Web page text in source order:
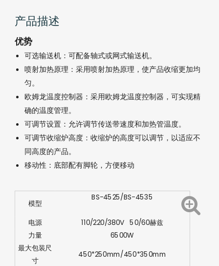
产品描述
优势
可选输送机：可配备轴式或网式输送机。
喷射加热原理：采用喷射加热原理，使产品收缩更加均
匀。
欧姆龙温度控制器：采用欧姆龙温度控制器，可实现精
确的温度管理。
可调节设置：允许调节传送带速度和加热管温度。
可调节收缩炉高度：收缩炉的高度可以调节，以适应不
同高度的产品。
移动性：底部配有脚轮，方便移动
模型
BS-4525/BS-4535
电源 110/220/380V 50/60赫兹
力量
6500W
最大包装尺
寸
450*250mm/450*350mm